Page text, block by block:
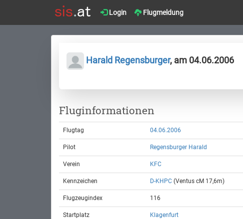
Login Flugmeldung
Harald Regensburger, am 04.06.2006
Fluginformationen
Flugtag 04.06.2006
Pilot Regensburger Harald
Verein KFC
Kennzeichen D-KHPC (Ventus cM 17,6m)
Flugzeugindex 116
Startplatz Klagenfurt